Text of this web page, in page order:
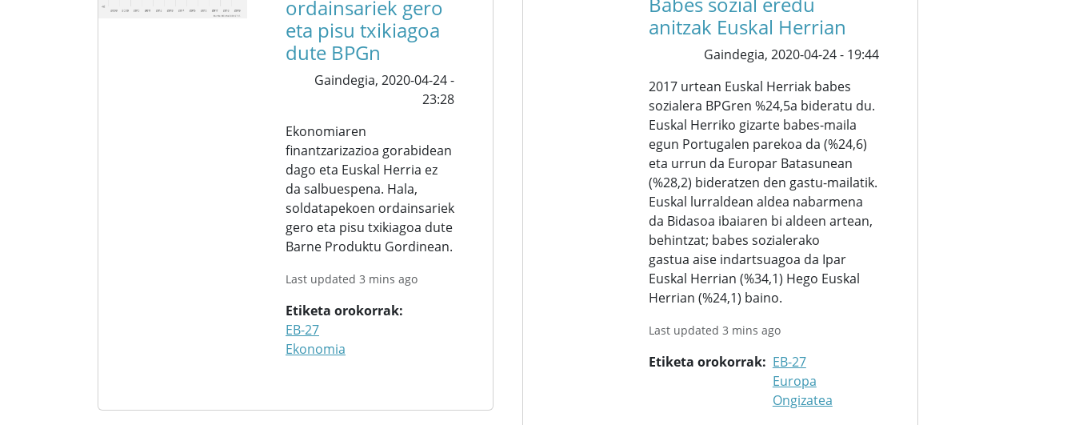
ordainsariek gero
eta pisu txikiagoa
dute BPGn
Gaindegia, 2020-04-24 -
23:28
Ekonomiaren
finantzarizazioa gorabidean
dago eta Euskal Herria ez
da salbuespena. Hala,
soldatapekoen ordainsariek
gero eta pisu txikiagoa dute
Barne Produktu Gordinean.
Last updated 3 mins ago
Etiketa orokorrak
EB-27
Ekonomia
anitzak Euskal Herrian
Gaindegia, 2020-04-24 - 19:44
2017 urtean Euskal Herriak babes
sozialera BPGren %24,5a bideratu du.
Euskal Herriko gizarte babes-maila
egun Portugalen parekoa da (%24,6)
eta urrun da Europar Batasunean
(%28,2) bideratzen den gastu-mailatik.
Euskal lurraldean aldea nabarmena
da Bidasoa ibaiaren bi aldeen artean,
behintzat; babes sozialerako
gastua aise indartsuagoa da Ipar
Euskal Herrian (%34,1) Hego Euskal
Herrian (%24,1) baino.
Last updated 3 mins ago
Etiketa orokorrak
EB-27
Europa
Ongizatea